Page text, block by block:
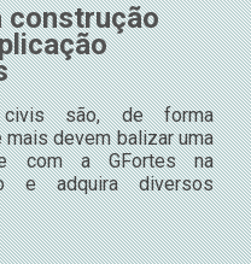
construção
civis são, de forma
devem balizar uma
com a GFortes na
e adquira diversos